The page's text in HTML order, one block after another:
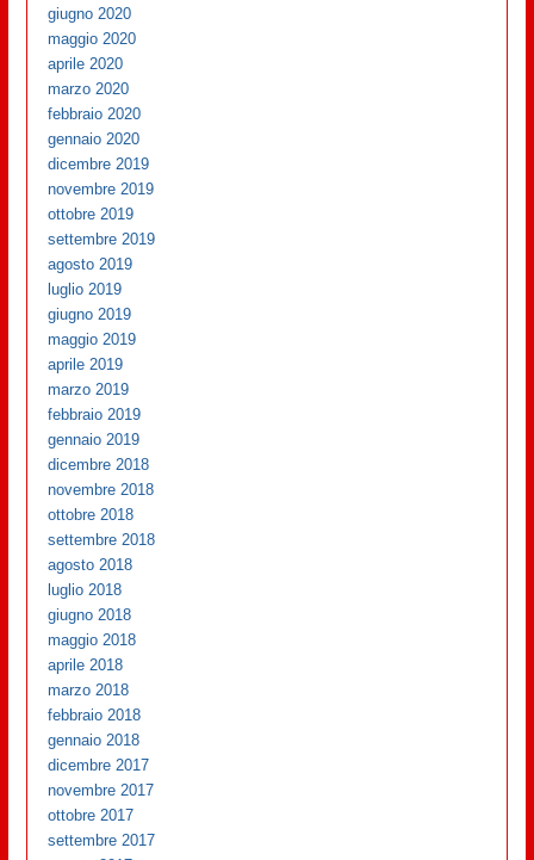
giugno 2020
maggio 2020
aprile 2020
marzo 2020
febbraio 2020
gennaio 2020
dicembre 2019
novembre 2019
ottobre 2019
settembre 2019
agosto 2019
luglio 2019
giugno 2019
maggio 2019
aprile 2019
marzo 2019
febbraio 2019
gennaio 2019
dicembre 2018
novembre 2018
ottobre 2018
settembre 2018
agosto 2018
luglio 2018
giugno 2018
maggio 2018
aprile 2018
marzo 2018
febbraio 2018
gennaio 2018
dicembre 2017
novembre 2017
ottobre 2017
settembre 2017